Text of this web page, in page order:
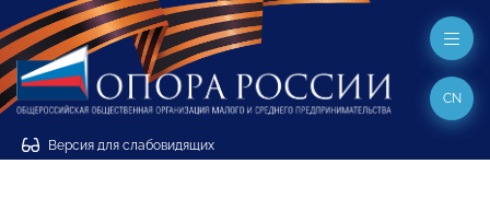
Версия для слабовидящих
CN